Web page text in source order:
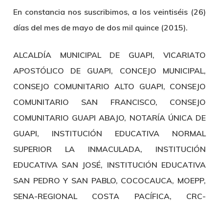
En constancia nos suscribimos, a los veintiséis (26)
días del mes de mayo de dos mil quince (2015).
ALCALDÍA MUNICIPAL DE GUAPI, VICARIATO
APOSTÓLICO DE GUAPI, CONCEJO MUNICIPAL,
CONSEJO COMUNITARIO ALTO GUAPI, CONSEJO
COMUNITARIO SAN FRANCISCO, CONSEJO
COMUNITARIO GUAPI ABAJO, NOTARÍA ÚNICA DE
GUAPI, INSTITUCIÓN EDUCATIVA NORMAL
SUPERIOR LA INMACULADA, INSTITUCIÓN
EDUCATIVA SAN JOSÉ, INSTITUCIÓN EDUCATIVA
SAN PEDRO Y SAN PABLO, COCOCAUCA, MOEPP,
SENA-REGIONAL COSTA PACÍFICA, CRC-